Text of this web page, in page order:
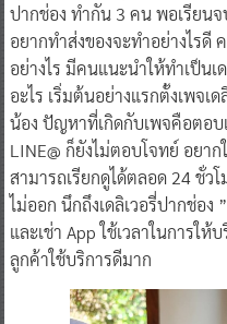
ปากช่อง ทำกัน 3 คน พอเรียน
อยากทำส่งของจะทำอย่างไรดี
อย่างไร มีคนแนะนำให้ทำเป็นเ
อะไร เริ่มต้นอย่างแรกตั้งเพจ
น้อง ปัญหาที่เกิดกับเพจคือตอบ
LINE@ ก็ยังไม่ตอบโจทย์ อยา
สามารถเรียกดูได้ตลอด 24 ชั่ว
ไม่ออก นึกถึงเดลิเวอรี่ปากช่อง
และเช่า App ใช้เวลาในการใ
ลูกค้าใช้บริการดีมาก